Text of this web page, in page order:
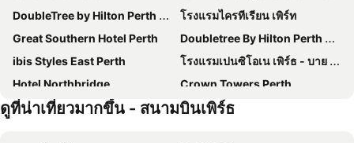
DoubleTree by Hilton Perth Waterfront
โรงแรมไครทีเรียน เพิร์ท
Great Southern Hotel Perth
Doubletree By Hilton Perth Northbridge
ibis Styles East Perth
โรงแรมเปนซิโอเน เพิร์ธ - บาย 8 โฮเทลส์
Hotel Northbridge
Crown Towers Perth
Rydges Perth Kings Square
ibis Perth
ดูที่น่าเที่ยวมากขึ้น - สนามบินเพิร์ธ